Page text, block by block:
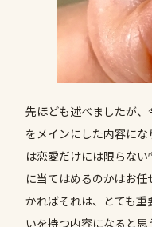
先ほども述べましたが
をメインにした内容に
は恋愛だけには限らな
に当てはめるのかはお
かればそれは、とても
いを持つ内容になると